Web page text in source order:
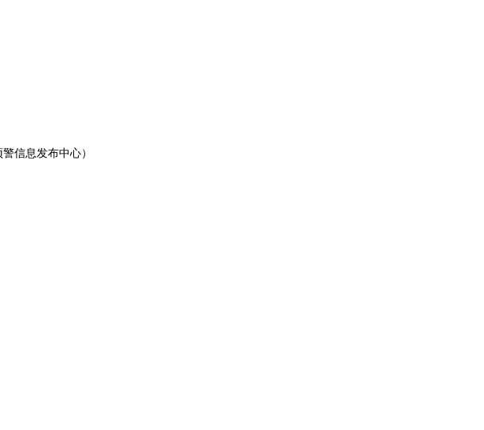
信息发布中心）